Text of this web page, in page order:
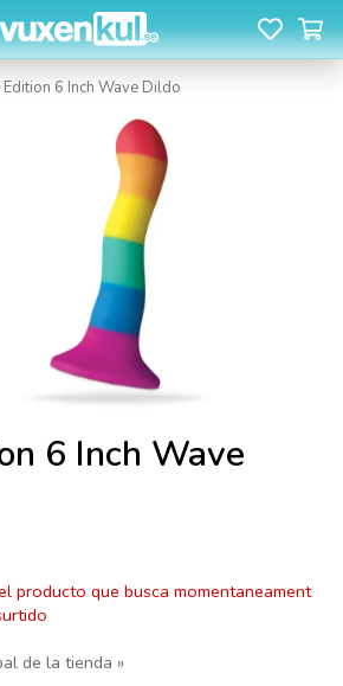
6 Inch Wave Dildo
6 Inch Wave
producto que busca momentaneament
de la tienda »